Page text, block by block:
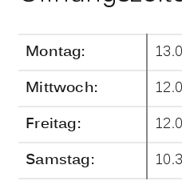
Montag:
Mittwoch:
Freitag:
Samstag: